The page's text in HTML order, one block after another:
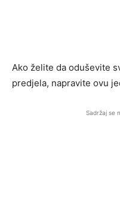
Ako želite da oduševite
predjela, napravite ovu
Sadržaj se